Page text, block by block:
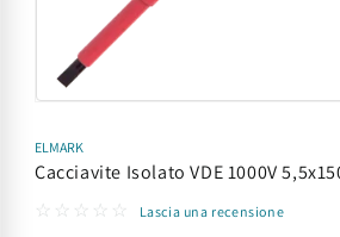
multimediali
1
in
modale
ELMARK
Cacciavite Isolato VDE 1000V
☆☆☆☆☆
Lascia una recensione